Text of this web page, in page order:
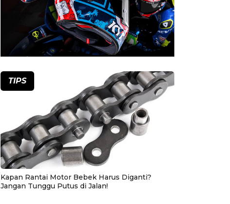
TIPS
Kapan Rantai Motor Bebek Harus Diganti?
Jangan Tunggu Putus di Jalan!